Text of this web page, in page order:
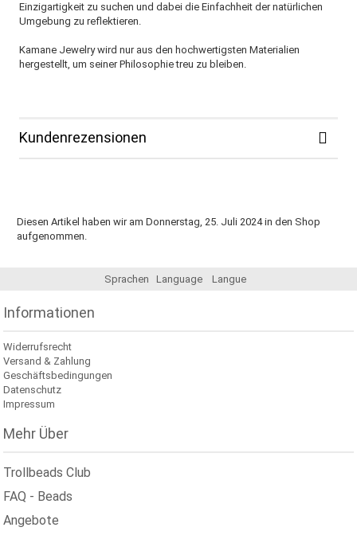
Einzigartigkeit zu suchen und dabei die Einfachheit der natürlichen
Umgebung zu reflektieren.
Kamane Jewelry wird nur aus den hochwertigsten Materialien
hergestellt, um seiner Philosophie treu zu bleiben.
Kundenrezensionen
Diesen Artikel haben wir am Donnerstag, 25. Juli 2024 in den Shop
aufgenommen.
Sprachen Language Langue
Informationen
Widerrufsrecht
Versand & Zahlung
Geschäftsbedingungen
Datenschutz
Impressum
Mehr Über
Trollbeads Club
FAQ - Beads
Angebote